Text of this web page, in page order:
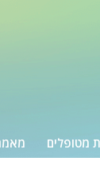
מטופלים